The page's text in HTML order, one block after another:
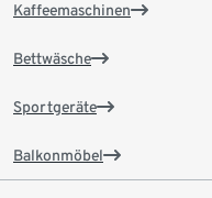
Kaffeemaschinen
Bettwäsche
Sportgeräte
Balkonmöbel